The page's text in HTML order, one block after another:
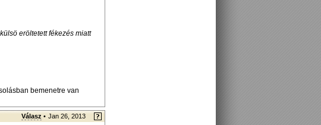
eröltetett fékezés miatt
bemenetre van
Válasz • Jan 26, 2013